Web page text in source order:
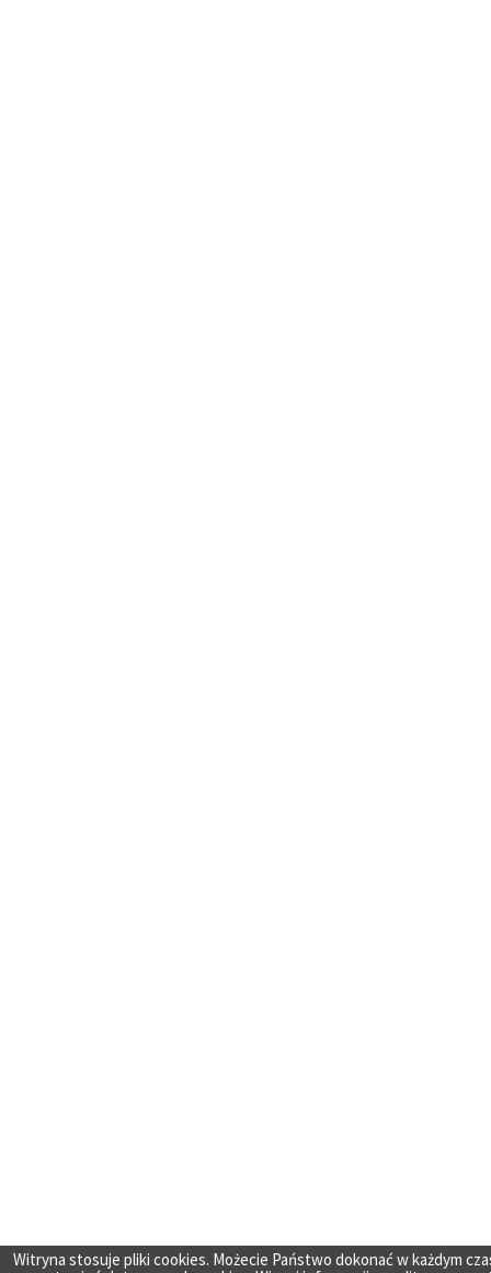
Witryna stosuje pliki cookies. Możecie Państwo dokonać w każdym